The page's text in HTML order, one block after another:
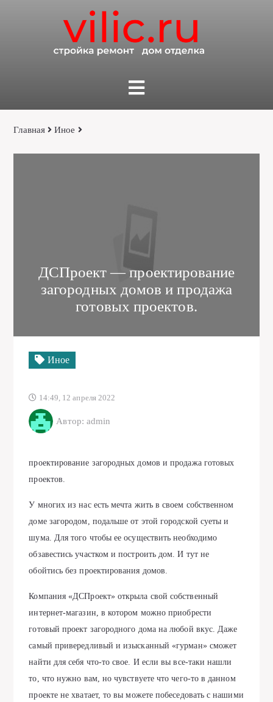
Главная Иное
ДСПроект — проектирование
загородных домов и продажа
готовых проектов.
Иное
14:49, 12 апреля 2022
Автор: admin
проектирование загородных домов и продажа готовых
проектов.
У многих из нас есть мечта жить в своем собственном
доме загородом, подальше от этой городской суеты и
шума. Для того чтобы ее осуществить необходимо
обзавестись участком и построить дом. И тут не
обойтись без проектирования домов.
Компания «ДСПроект» открыла свой собственный
интернет-магазин, в котором можно приобрести
готовый проект загородного дома на любой вкус. Даже
самый привередливый и изысканный «гурман» сможет
найти для себя что-то свое. И если вы все-таки нашли
то, что нужно вам, но чувствуете что чего-то в данном
проекте не хватает, то вы можете побеседовать с нашими